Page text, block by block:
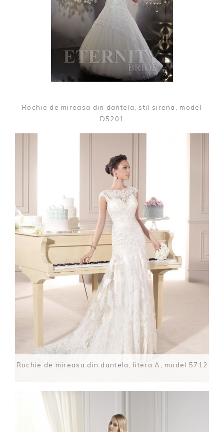
Rochie de mireasa din dantela, stil sirena, model
D5201
Rochie de mireasa din dantela, litera A, model 5712